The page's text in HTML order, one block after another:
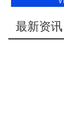
最新资讯